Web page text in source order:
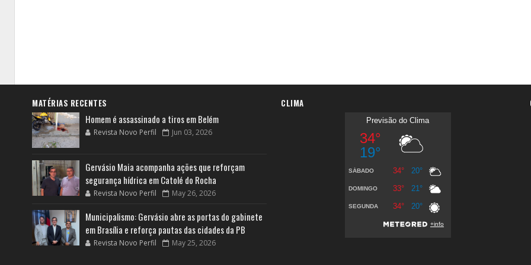
MATÉRIAS RECENTES
Homem é assassinado a tiros em Belém
Revista Novo Perfil Jun 03, 2026
Gervásio Maia acompanha ações que reforçam
segurança hídrica em Catolé do Rocha
Revista Novo Perfil May 26, 2026
Municipalismo: Gervásio abre as portas do gabinete
em Brasília e reforça pautas das cidades da PB
Revista Novo Perfil May 25, 2026
CLIMA